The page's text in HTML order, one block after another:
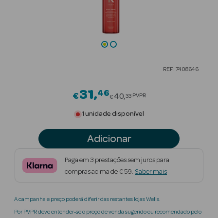
Beauty Season
Beauty Season
Beauty Season
Beauty Season
REF: 7408646
€31 46Price reduced from
€ 40 33 PVPR
1 unidade disponível
Adicionar
Paga em 3 prestações sem juros para
compras acima de € 59. Saber mais
A campanha e preço poderá diferir das restantes lojas Wells.
Por PVPR deve entender-se o preço de venda sugerido ou recomendado pelo